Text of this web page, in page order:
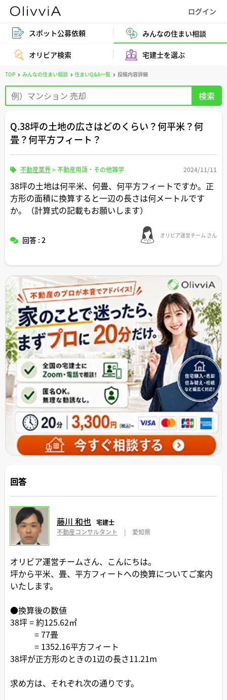
スポット公募依頼 みんなの住まい相談
オリビア検索 宅建士を選ぶ
TOP みんなの住まい相談 住まいQ&A一覧 投稿内容詳細
Q.38坪の土地の広さはどのくらい？何平米？何
畳？何平方フィート？
不動産業界>不動産用語・その他雑学 2024/11/11
38坪の土地は何平米、何畳、何平方フィートですか。正
方形の面積に換算すると一辺の長さは何メートルです
か。（計算式の記載もお願いします）
回答 : 2 オリビア運営チーム さん
回答
藤川 和也
宅建士
不動産コンサルタント
| 愛知県
オリビア運営チームさん、こんにちは。
坪から平米、畳、平方フィートへの換算についてご案内
いたします。
●換算後の数値
38坪 = 約125.62㎡
= 77畳
= 1352.16平方フィート
38坪が正方形のときの1辺の長さ11.21m
求め方は、それぞれ次の通りです。